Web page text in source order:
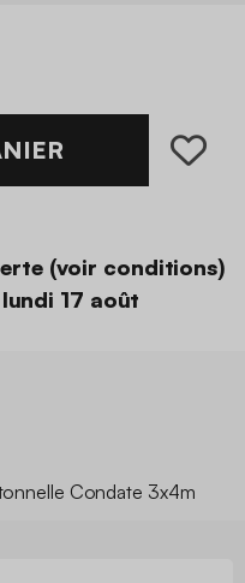
(voir conditions)
lundi 17 août
Condate 3x4m